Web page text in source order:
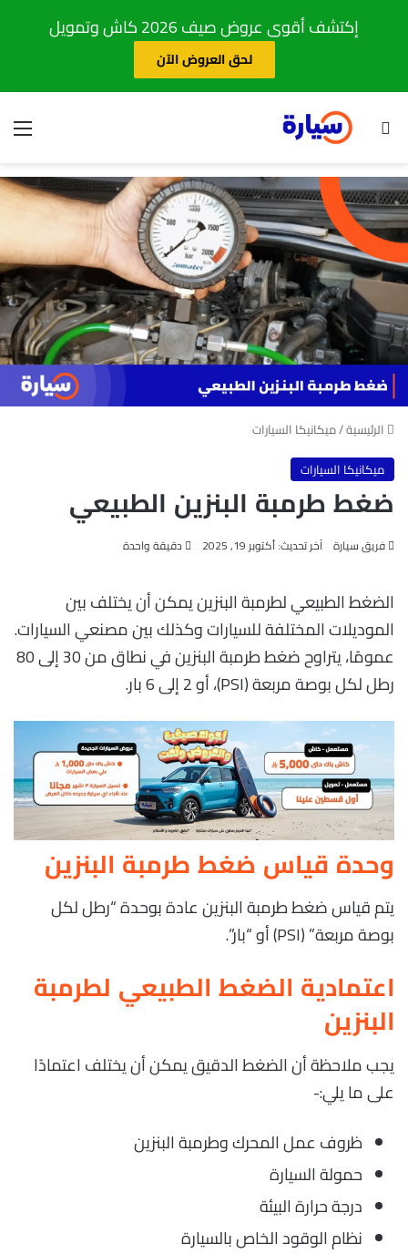
إكتشف أقوى عروض صيف 2026 كاش وتمويل
لحق العروض الآن
بحث عن
الرئيسية/ميكانيكا السيارات
ميكانيكا السيارات
ضغط طرمبة البنزين الطبيعي
فريق سيارة آخر تحديث: أكتوبر 19, 2025 دقيقة واحدة
الضغط الطبيعي لطرمبة البنزين يمكن أن يختلف بين
الموديلات المختلفة للسيارات وكذلك بين مصنعي السيارات.
عمومًا، يتراوح ضغط طرمبة البنزين في نطاق من 30 إلى 80
رطل لكل بوصة مربعة (PSI)، أو 2 إلى 6 بار.
وحدة قياس ضغط طرمبة البنزين
يتم قياس ضغط طرمبة البنزين عادة بوحدة “رطل لكل
بوصة مربعة” (PSI) أو “بار”.
اعتمادية الضغط الطبيعي لطرمبة
البنزين
يجب ملاحظة أن الضغط الدقيق يمكن أن يختلف اعتمادًا
على ما يلي:-
ظروف عمل المحرك وطرمبة البنزين
حمولة السيارة
درجة حرارة البيئة
نظام الوقود الخاص بالسيارة